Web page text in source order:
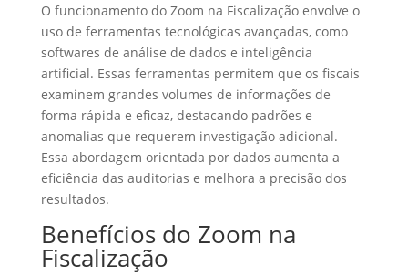
O funcionamento do Zoom na Fiscalização envolve o
uso de ferramentas tecnológicas avançadas, como
softwares de análise de dados e inteligência
artificial. Essas ferramentas permitem que os fiscais
examinem grandes volumes de informações de
forma rápida e eficaz, destacando padrões e
anomalias que requerem investigação adicional.
Essa abordagem orientada por dados aumenta a
eficiência das auditorias e melhora a precisão dos
resultados.
Benefícios do Zoom na
Fiscalização